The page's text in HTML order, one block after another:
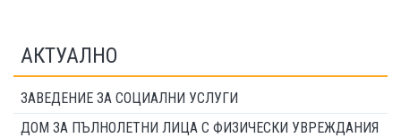
АКТУАЛНО
ЗАВЕДЕНИЕ ЗА СОЦИАЛНИ УСЛУГИ
ДОМ ЗА ПЪЛНОЛЕТНИ ЛИЦА С ФИЗИЧЕСКИ УВРЕЖДАНИЯ